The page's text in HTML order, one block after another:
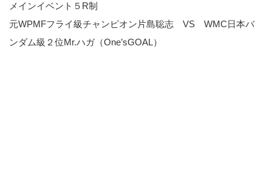
メインイベント５R制
元WPMFフライ級チャンピオン片島聡志 VS WMC日本バ
ンダム級２位Mr.ハガ（One’sGOAL）